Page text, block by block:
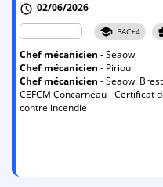
schedule 02/06/2026
school BAC+4
Chef mécanicien - Seaowl
Chef mécanicien - Piriou
Chef mécanicien - Seaowl Brest
CEFCM Concarneau - Certificat
contre incendie